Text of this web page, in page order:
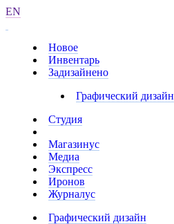
EN
Новое
Инвентарь
Задизайнено
Графический дизайн
Студия
Магазинус
Медиа
Экспресс
Иронов
Журналус
Графический дизайн